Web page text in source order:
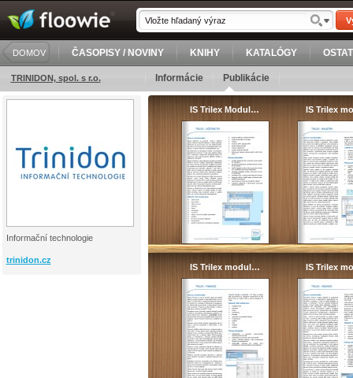
DOMOV ČASOPISY / NOVINY KNIHY KATALÓGY
TRINIDON, spol. s r.o. Informácie Publikácie
Informační technologie
trinidon.cz
IS Trilex Modul… IS Trilex
IS Trilex modul… IS Trilex